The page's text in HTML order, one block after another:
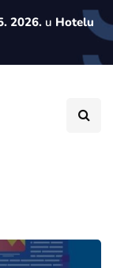
2026.u Hotelu